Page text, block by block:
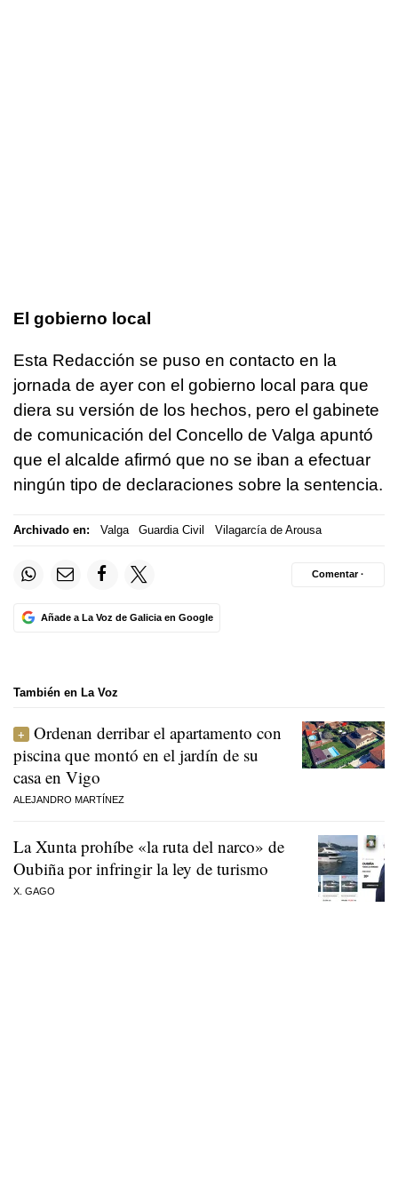
El gobierno local
Esta Redacción se puso en contacto en la
jornada de ayer con el gobierno local para que
diera su versión de los hechos, pero el gabinete
de comunicación del Concello de Valga apuntó
que el alcalde afirmó que no se iban a efectuar
ningún tipo de declaraciones sobre la sentencia.
Archivado en: Valga Guardia Civil Vilagarcía de Arousa
Añade a La Voz de Galicia en Google
Comentar ·
También en La Voz
Ordenan derribar el apartamento con
piscina que montó en el jardín de su
casa en Vigo
ALEJANDRO MARTÍNEZ
La Xunta prohíbe «la ruta del narco» de
Oubiña por infringir la ley de turismo
X. GAGO